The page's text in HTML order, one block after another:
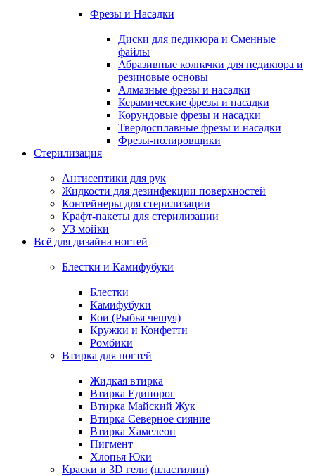
Фрезы и Насадки
Диски для педикюра и Сменные
файлы
Абразивные колпачки для педикюра и
резиновые основы
Алмазные фрезы и насадки
Керамические фрезы и насадки
Корундовые фрезы и насадки
Твердосплавные фрезы и насадки
Фрезы-полировщики
Стерилизация
Антисептики для рук
Жидкости для дезинфекции поверхностей
Контейнеры для стерилизации
Крафт-пакеты для стерилизации
УЗ мойки
Всё для дизайна ногтей
Блестки и Камифубуки
Блестки
Камифубуки
Кои (Рыбья чешуя)
Кружки и Конфетти
Ромбики
Втирка для ногтей
Жидкая втирка
Втирка Единорог
Втирка Майский Жук
Втирка Северное сияние
Втирка Хамелеон
Пигмент
Хлопья Юки
Краски и 3D гели (пластилин)